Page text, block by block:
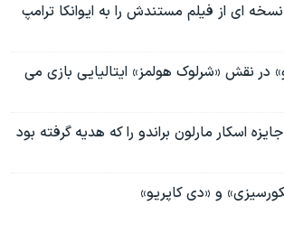
نسخه ای از فیلم مستندش را به ایوانکا ترامپ
در نقش «شرلوک هولمز» ایتالیایی بازی می
اسکار مارلون براندو را که هدیه گرفته بود
و «دی کاپریو»